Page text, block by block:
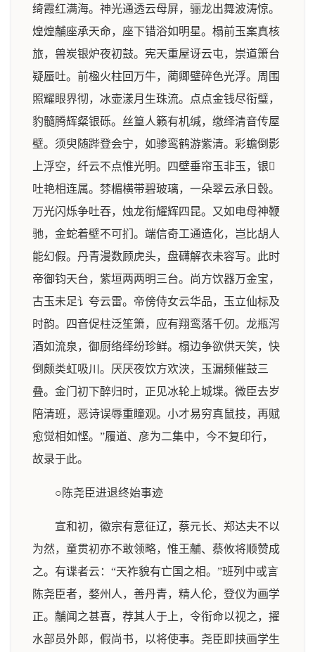
绮霞红满海。神光通透云母屏，骊龙出舞波涛惊。
煌煌黼座承天命，座下错浴如明星。榻前玉案真核
旅，兽炭银炉夜初鼓。宪天重屋讶云屯，崇道箫台
疑蜃吐。前楹火柱回万牛，蔺卿璧碎色光浮。周围
照耀眼界彻，冰壶漾月生珠流。点点金钱尽衔璧，
豹髓腾辉粲银砾。丝篁人籁有机缄，缴绎清音传屋
壁。须臾随跸登会宁，如骖鸾鹤游紫清。彩蟾倒影
上浮空，纤云不点惟光明。四壁垂帘玉非玉，银
吐艳相连属。棼楣横带碧玻璃，一朵翠云承日毂。
万光闪烁争吐吞，烛龙衔耀辉四昆。又如电母神鞭
驰，金蛇着壁不可扪。端信奇工通造化，岂比胡人
能幻假。丹青漫数顾虎头，盘礴解衣未容写。此时
帝御钧天台，紫垣两两明三台。尚方饮器万金宝，
古玉未足讠夸云雷。帝傍侍女云华品，玉立仙标及
时韵。四音促柱泛笙箫，应有翔鸾落千仞。龙瓶泻
酒如流泉，御厨络绎纷珍鲜。榻边争欲供天笑，快
倒颇类虹吸川。厌厌夜饮方欢浃，玉漏频催鼓三
叠。金门初下醉归时，正见冰轮上城堞。微臣去岁
陪清班，恶诗误辱重瞳观。小才易穷真鼠技，再赋
愈觉相如悭。”履道、彦为二集中，今不复印行，
故录于此。
○陈尧臣进退终始事迹
宣和初，徽宗有意征辽，蔡元长、郑达夫不以
为然，童贯初亦不敢领略，惟王黼、蔡攸将顺赞成
之。有谍者云：“天祚貌有亡国之相。”班列中或言
陈尧臣者，婺州人，善丹青，精人伦，登仪为画学
正。黼闻之甚喜，荐其人于上，令衔命以视之，擢
水部员外郎，假尚书，以将使事。尧臣即挟画学生